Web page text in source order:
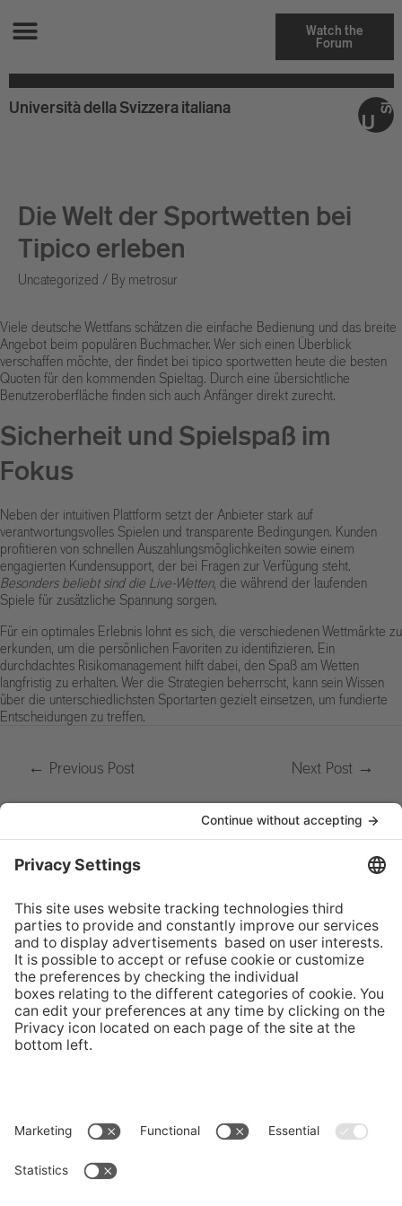
Watch the
Forum
Università della Svizzera italiana
Die Welt der Sportwetten bei
Tipico erleben
Uncategorized / By metrosur
Viele deutsche Wettfans schätzen die einfache Bedienung und das breite
Angebot beim populären Buchmacher. Wer sich einen Überblick
verschaffen möchte, der findet bei tipico sportwetten heute die besten
Quoten für den kommenden Spieltag. Durch eine übersichtliche
Benutzeroberfläche finden sich auch Anfänger direkt zurecht.
Sicherheit und Spielspaß im
Fokus
Neben der intuitiven Plattform setzt der Anbieter stark auf
verantwortungsvolles Spielen und transparente Bedingungen. Kunden
profitieren von schnellen Auszahlungsmöglichkeiten sowie einem
engagierten Kundensupport, der bei Fragen zur Verfügung steht.
Besonders beliebt sind die Live-Wetten, die während der laufenden
Spiele für zusätzliche Spannung sorgen.
Für ein optimales Erlebnis lohnt es sich, die verschiedenen Wettmärkte zu
erkunden, um die persönlichen Favoriten zu identifizieren. Ein
durchdachtes Risikomanagement hilft dabei, den Spaß am Wetten
langfristig zu erhalten. Wer die Strategien beherrscht, kann sein Wissen
über die unterschiedlichsten Sportarten gezielt einsetzen, um fundierte
Entscheidungen zu treffen.
← Previous Post Next Post →
Summer Summit
Via Buffi 13
6900 Lugano, Svizzera
tel +41 58 666 4950
MEM@usi.ch
Follow us